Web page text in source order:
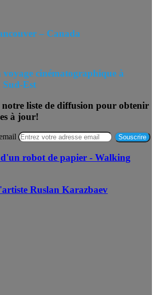
– Canada
cinématographique à
Sud-Est
notre liste de diffusion pour obtenir
à jour!
robot de papier - Walking
Ruslan Karazbaev